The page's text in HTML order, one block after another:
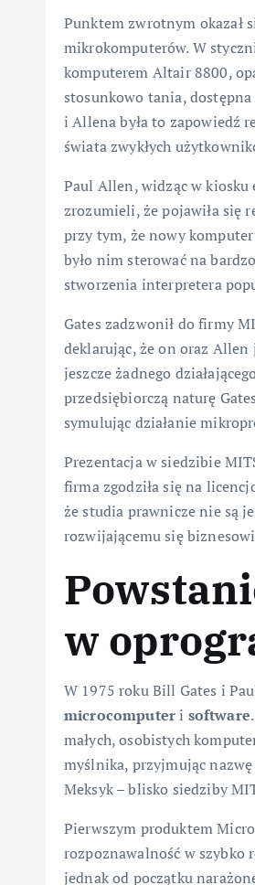
Punktem zwrotnym okazał
mikrokomputerów. W
komputerem Altair 8800,
stosunkowo tania, dostępna
i Allena była to zapowiedź
świata zwykłych
Paul Allen, widząc w kiosku
zrozumieli, że pojawiła się
przy tym, że nowy
było nim sterować na
stworzenia interpretera
Gates zadzwonił do firmy
deklarując, że on oraz
jeszcze żadnego
przedsiębiorczą naturę
symulując działanie
Prezentacja w siedzibie
firma zgodziła się na
że studia prawnicze nie są
rozwijającemu się
w
W 1975 roku Bill Gates i
microcomputeri software
małych, osobistych
myślnika, przyjmując
Meksyk – blisko siedziby
Pierwszym produktem
rozpoznawalność w szybko
jednak od początku